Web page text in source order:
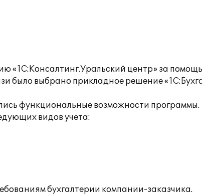
«1С:Консалтинг.Уральский центр» за
было выбрано прикладное решение
функциональные возможности программы.
видов учета:
бухгалтерии компании-заказчика.